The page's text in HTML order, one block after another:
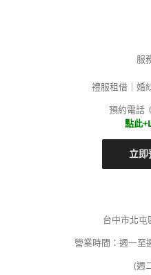
服
禮服租借｜婚
預約電話
點此
立即
台中市北屯
營業時間：週一至
(週